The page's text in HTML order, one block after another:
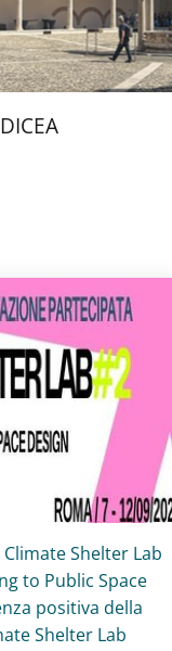
Shelter Lab
to Public Space
positiva della
Shelter Lab